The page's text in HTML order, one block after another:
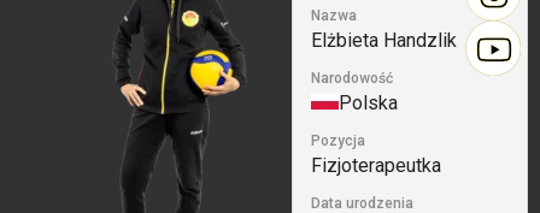
Nazwa
Elżbieta Handzlik
Narodowość
Polska
Pozycja
Fizjoterapeutka
Data urodzenia